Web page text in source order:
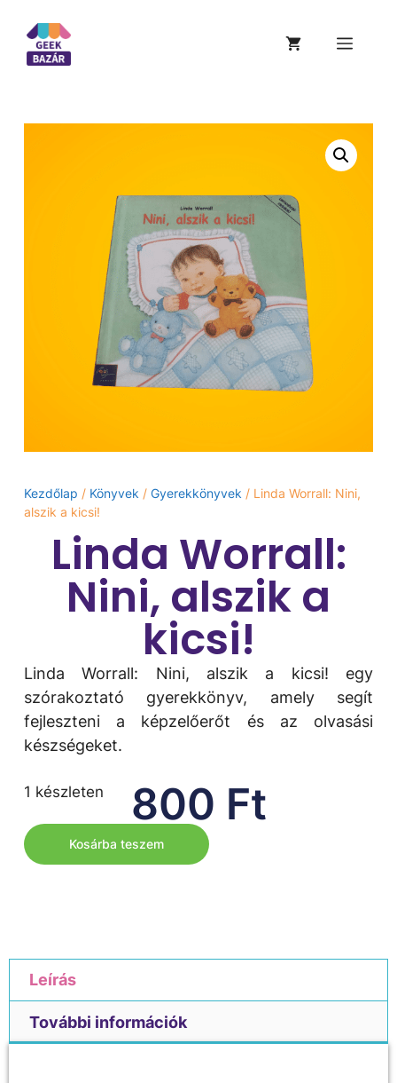
Kezdőlap / Könyvek / Gyerekkönyvek / Linda Worrall: Nini,
alszik a kicsi!
Linda Worrall:
Nini, alszik a
kicsi!
Linda Worrall: Nini, alszik a kicsi! egy
szórakoztató gyerekkönyv, amely segít
fejleszteni a képzelőerőt és az olvasási
készségeket.
800 Ft
1 készleten
Kosárba teszem
Leírás
További információk